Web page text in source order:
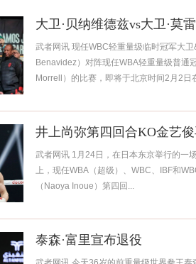
大卫·贝纳维德兹vs大卫·莫
武者网讯 现任WBC轻重量级临时冠军大
Benavidez）对阵现任WBA轻重量级普通
Morrell）的比赛，即将于北京时间2月2日
井上尚弥第四回合KO金艺
武者网讯 1月24日，在日本东京举行的一
上，现任WBA（超级）、WBC、IBF和
（Naoya Inoue）第四回...
泰森·富里宣布退役